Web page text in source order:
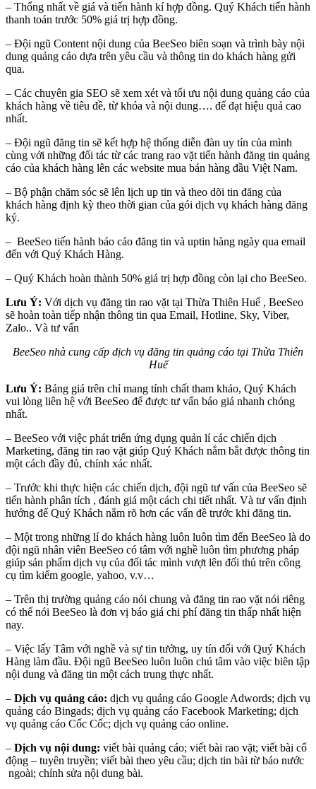
– Thống nhất về giá và tiến hành kí hợp đồng. Quý Khách tiến hành
thanh toán trước 50% giá trị hợp đồng.
– Đội ngũ Content nội dung của BeeSeo biên soạn và trình bày nội
dung quảng cáo dựa trên yêu cầu và thông tin do khách hàng gửi
qua.
– Các chuyên gia SEO sẽ xem xét và tối ưu nội dung quảng cáo của
khách hàng về tiêu đề, từ khóa và nội dung…. để đạt hiệu quả cao
nhất.
– Đội ngũ đăng tin sẽ kết hợp hệ thống diễn đàn uy tín của mình
cùng với những đối tác từ các trang rao vặt tiến hành đăng tin quảng
cáo của khách hàng lên các website mua bán hàng đầu Việt Nam.
– Bộ phận chăm sóc sẽ lên lịch up tin và theo dõi tin đăng của
khách hàng định kỳ theo thời gian của gói dịch vụ khách hàng đăng
ký.
– BeeSeo tiến hành báo cáo đăng tin và uptin hàng ngày qua email
đến với Quý Khách Hàng.
– Quý Khách hoàn thành 50% giá trị hợp đồng còn lại cho BeeSeo.
Lưu Ý: Với dịch vụ đăng tin rao vặt tại Thừa Thiên Huế , BeeSeo
sẽ hoàn toàn tiếp nhận thông tin qua Email, Hotline, Sky, Viber,
Zalo.. Và tư vấn
BeeSeo nhà cung cấp dịch vụ đăng tin quảng cáo tại Thừa Thiên
Huế
Lưu Ý: Bảng giá trên chỉ mang tính chất tham khảo, Quý Khách
vui lòng liên hệ với BeeSeo để được tư vấn báo giá nhanh chóng
nhất.
– BeeSeo với việc phát triển ứng dụng quản lí các chiến dịch
Marketing, đăng tin rao vặt giúp Quý Khách nắm bắt được thông tin
một cách đầy đủ, chính xác nhất.
– Trước khi thực hiện các chiến dịch, đội ngũ tư vấn của BeeSeo sẽ
tiến hành phân tích , đánh giá một cách chi tiết nhất. Và tư vấn định
hướng để Quý Khách nắm rõ hơn các vấn đề trước khi đăng tin.
– Một trong những lí do khách hàng luôn luôn tìm đến BeeSeo là do
đội ngũ nhân viên BeeSeo có tâm với nghề luôn tìm phương pháp
giúp sản phẩm dịch vụ của đối tác mình vượt lên đối thủ trên công
cụ tìm kiếm google, yahoo, v.v…
– Trên thị trường quảng cáo nói chung và đăng tin rao vặt nói riêng
có thể nói BeeSeo là đơn vị báo giá chi phí đăng tin thấp nhất hiện
nay.
– Việc lấy Tâm với nghề và sự tin tưởng, uy tín đối với Quý Khách
Hàng làm đầu. Đội ngũ BeeSeo luôn luôn chú tâm vào việc biên tập
nội dung và đăng tin một cách trung thực nhất.
– Dịch vụ quảng cáo: dịch vụ quảng cáo Google Adwords; dịch vụ
quảng cáo Bingads; dịch vụ quảng cáo Facebook Marketing; dịch
vụ quảng cáo Cốc Cốc; dịch vụ quảng cáo online.
– Dịch vụ nội dung: viết bài quảng cáo; viết bài rao vặt; viết bài cổ
động – tuyên truyền; viết bài theo yêu cầu; dịch tin bài từ báo nước
ngoài; chỉnh sửa nội dung bài.